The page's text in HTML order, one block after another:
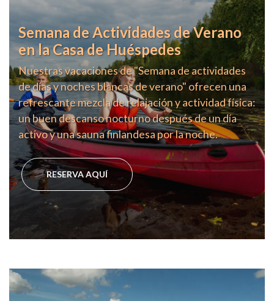
Semana de Actividades de Verano
en la Casa de Huéspedes
Nuestras vacaciones de "Semana de actividades
de días y noches blancas de verano" ofrecen una
refrescante mezcla de relajación y actividad física:
un buen descanso nocturno después de un día
activo y una sauna finlandesa por la noche.
RESERVA AQUÍ